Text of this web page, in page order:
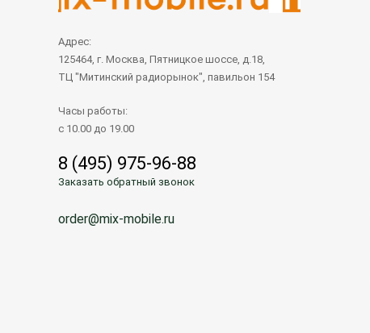
Адрес:
125464, г. Москва, Пятницкое шоссе, д.18,
ТЦ "Митинский радиорынок", павильон 154
Часы работы:
с 10.00 до 19.00
8 (495) 975-96-88
Заказать обратный звонок
order@mix-mobile.ru